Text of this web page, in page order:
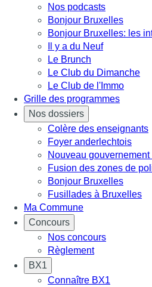
Nos podcasts
Bonjour Bruxelles
Bonjour Bruxelles: les
Il y a du Neuf
Le Brunch
Le Club du Dimanche
Le Club de l'Immo
Grille des programmes
Nos dossiers
Colère des enseignants
Foyer anderlechtois
Nouveau
Fusion des zones de
Bonjour Bruxelles
Fusillades à Bruxelles
Ma Commune
Concours
Nos concours
Règlement
BX1
Connaître BX1